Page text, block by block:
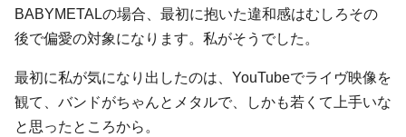
BABYMETALの場合、最初に抱いた違和感はむしろその
後で偏愛の対象になります。私がそうでした。
最初に私が気になり出したのは、YouTubeでライヴ映像を
観て、バンドがちゃんとメタルで、しかも若くて上手いな
と思ったところから。